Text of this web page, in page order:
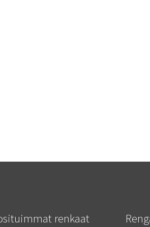
renkaat